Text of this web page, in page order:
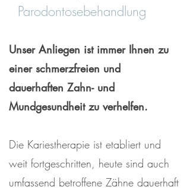
Parodontosebehandlung
Unser Anliegen ist immer Ihnen zu
einer schmerzfreien und
dauerhaften Zahn- und
Mundgesundheit zu verhelfen.
Die Kariestherapie ist etabliert und
weit fortgeschritten, heute sind auch
umfassend betroffene Zähne dauerhaft